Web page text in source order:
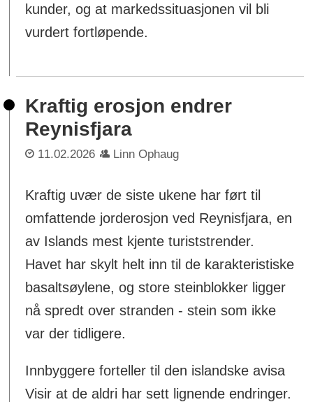
kunder, og at markedssituasjonen vil bli
vurdert fortløpende.
Kraftig erosjon endrer
Reynisfjara
11.02.2026 Linn Ophaug
Kraftig uvær de siste ukene har ført til
omfattende jorderosjon ved Reynisfjara, en
av Islands mest kjente turiststrender.
Havet har skylt helt inn til de karakteristiske
basalt­søylene, og store steinblokker ligger
nå spredt over stranden - stein som ikke
var der tidligere.
Innbyggere forteller til den islandske avisa
Visir at de aldri har sett lignende endringer.